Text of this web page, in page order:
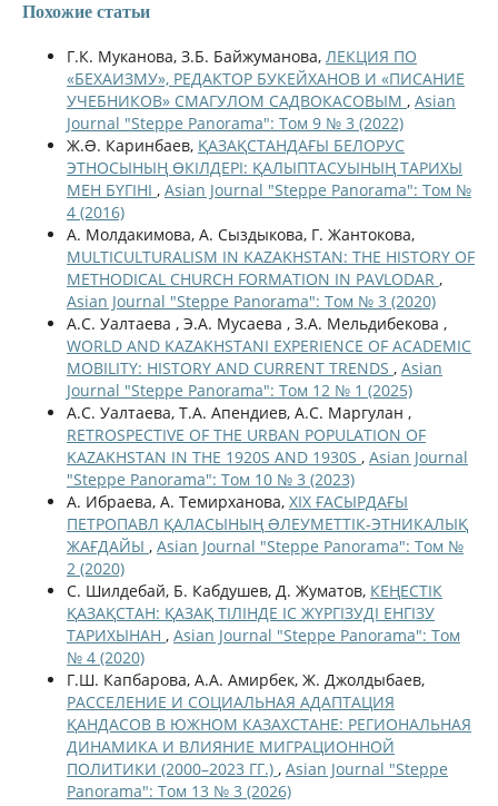
Похожие статьи
Г.К. Муканова, З.Б. Байжуманова, ЛЕКЦИЯ ПО
«БЕХАИЗМУ», РЕДАКТОР БУКЕЙХАНОВ И «ПИСАНИЕ
УЧЕБНИКОВ» СМАГУЛОМ САДВОКАСОВЫМ , Asian
Journal "Steppe Panorama": Том 9 № 3 (2022)
Ж.Ə. Каринбаев, ҚАЗАҚСТАНДАҒЫ БЕЛОРУС
ЭТНОСЫНЫҢ ӨКІЛДЕРІ: ҚАЛЫПТАСУЫНЫҢ ТАРИХЫ
МЕН БҮГІНІ , Asian Journal "Steppe Panorama": Том №
4 (2016)
А. Молдакимова, А. Сыздыкова, Г. Жантокова,
MULTICULTURALISM IN KAZAKHSTAN: THE HISTORY OF
METHODICAL CHURCH FORMATION IN PAVLODAR ,
Asian Journal "Steppe Panorama": Том № 3 (2020)
А.С. Уалтаева , Э.А. Мусаева , З.А. Мельдибекова ,
WORLD AND KAZAKHSTANI EXPERIENCE OF ACADEMIC
MOBILITY: HISTORY AND CURRENT TRENDS , Asian
Journal "Steppe Panorama": Том 12 № 1 (2025)
А.С. Уалтаева, Т.А. Апендиев, А.С. Маргулан ,
RETROSPECTIVE OF THE URBAN POPULATION OF
KAZAKHSTAN IN THE 1920S AND 1930S , Asian Journal
"Steppe Panorama": Том 10 № 3 (2023)
А. Ибраева, А. Темирханова, ХІХ ҒАСЫРДАҒЫ
ПЕТРОПАВЛ ҚАЛАСЫНЫҢ ƏЛЕУМЕТТІК-ЭТНИКАЛЫҚ
ЖАҒДАЙЫ , Asian Journal "Steppe Panorama": Том №
2 (2020)
С. Шилдебай, Б. Кабдушев, Д. Жуматов, КЕҢЕСТІК
ҚАЗАҚСТАН: ҚАЗАҚ ТІЛІНДЕ ІС ЖҮРГІЗУДІ ЕНГІЗУ
ТАРИХЫНАН , Asian Journal "Steppe Panorama": Том
№ 4 (2020)
Г.Ш. Капбарова, А.А. Амирбек, Ж. Джолдыбаев,
РАССЕЛЕНИЕ И СОЦИАЛЬНАЯ АДАПТАЦИЯ
ҚАНДАСОВ В ЮЖНОМ КАЗАХСТАНЕ: РЕГИОНАЛЬНАЯ
ДИНАМИКА И ВЛИЯНИЕ МИГРАЦИОННОЙ
ПОЛИТИКИ (2000–2023 ГГ.) , Asian Journal "Steppe
Panorama": Том 13 № 3 (2026)